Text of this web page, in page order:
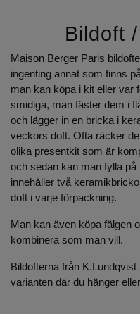
Bildoft
Maison Berger Paris
ingenting annat som finns
man kan köpa i kit eller var
smidiga, man fäster dem i
och lägger in en bricka i
veckors doft. Ofta räcker
olika presentkit som är
och sedan kan man fylla på
innehåller två
doft i varje förpackning.
Man kan även köpa fälgen
kombinera som man vill.
Bildofterna från
varianten där du hänger